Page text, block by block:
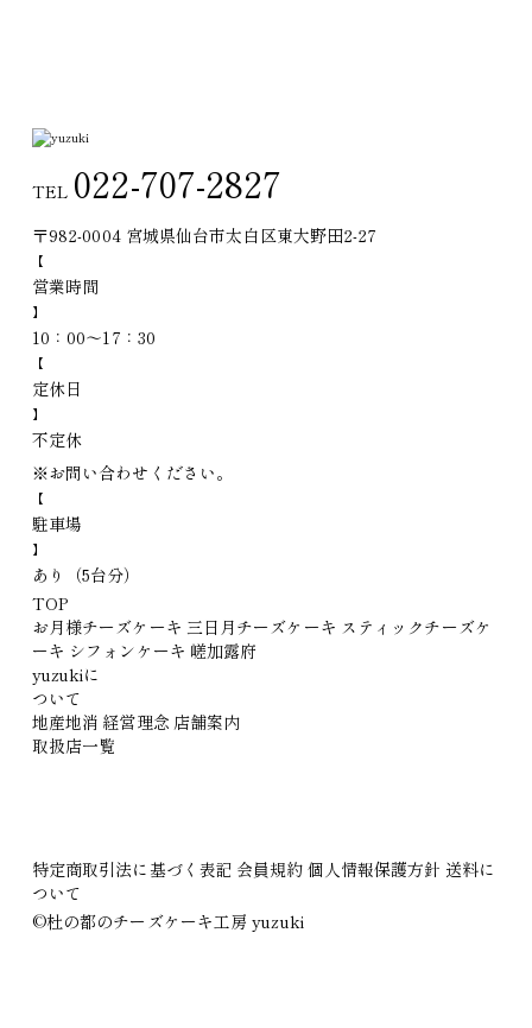
TEL 022-707-2827
〒982-0004 宮城県仙台市太白区東大野田2-27
【
営業時間
】
10：00〜17：30
【
定休日
】
不定休
※お問い合わせください。
【
駐車場
】
あり（5台分）
TOP
お月様チーズケーキ 三日月チーズケーキ スティックチーズケ
ーキ シフォンケーキ 嵯加露府
yuzukiに
ついて
地産地消 経営理念 店舗案内
取扱店一覧
特定商取引法に基づく表記 会員規約 個人情報保護方針 送料に
ついて
©️杜の都のチーズケーキ工房 yuzuki